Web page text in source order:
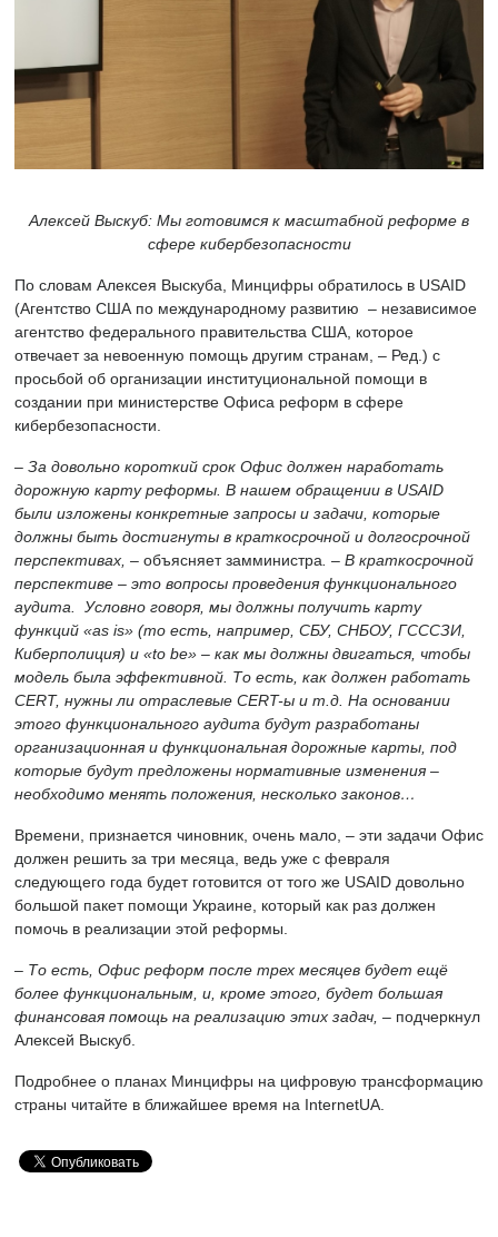
Алексей Выскуб: Мы готовимся к масштабной реформе в
сфере кибербезопасности
По словам Алексея Выскуба, Минцифры обратилось в USAID
(Агентство США по международному развитию – независимое
агентство федерального правительства США, которое
отвечает за невоенную помощь другим странам, – Ред.) с
просьбой об организации институциональной помощи в
создании при министерстве Офиса реформ в сфере
кибербезопасности.
– За довольно короткий срок Офис должен наработать
дорожную карту реформы. В нашем обращении в USAID
были изложены конкретные запросы и задачи, которые
должны быть достигнуты в краткосрочной и долгосрочной
перспективах, – объясняет замминистра. – В краткосрочной
перспективе – это вопросы проведения функционального
аудита. Условно говоря, мы должны получить карту
функций «as is» (то есть, например, СБУ, СНБОУ, ГСССЗИ,
Киберполиция) и «to be» – как мы должны двигаться, чтобы
модель была эффективной. То есть, как должен работать
CERT, нужны ли отраслевые CERT-ы и т.д. На основании
этого функционального аудита будут разработаны
организационная и функциональная дорожные карты, под
которые будут предложены нормативные изменения –
необходимо менять положения, несколько законов…
Времени, признается чиновник, очень мало, – эти задачи Офис
должен решить за три месяца, ведь уже с февраля
следующего года будет готовится от того же USAID довольно
большой пакет помощи Украине, который как раз должен
помочь в реализации этой реформы.
– То есть, Офис реформ после трех месяцев будет ещё
более функциональным, и, кроме этого, будет большая
финансовая помощь на реализацию этих задач, – подчеркнул
Алексей Выскуб.
Подробнее о планах Минцифры на цифровую трансформацию
страны читайте в ближайшее время на InternetUA.